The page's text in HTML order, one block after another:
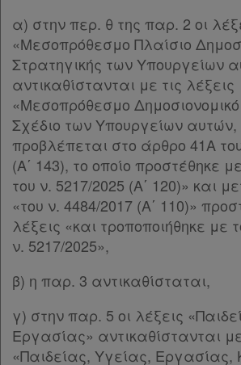
α) στην περ. θ της παρ. 2 οι
«Μεσοπρόθεσμο Πλαίσιο
Στρατηγικής των Υπουργείων
αντικαθίστανται με τις λέξεις
«Μεσοπρόθεσμο
Σχέδιο των Υπουργείων αυτών,
προβλέπεται στο άρθρο 41Α
(Α΄ 143), το οποίο προστέθηκε
του ν. 5217/2025 (Α΄ 120)» και
«του ν. 4484/2017 (Α΄ 110)»
λέξεις «και τροποποιήθηκε με
ν. 5217/2025»,
β) η παρ. 3 αντικαθίσταται,
γ) στην παρ. 5 οι λέξεις
Εργασίας» αντικαθίστανται
«Παιδείας, Υγείας, Εργασίας,